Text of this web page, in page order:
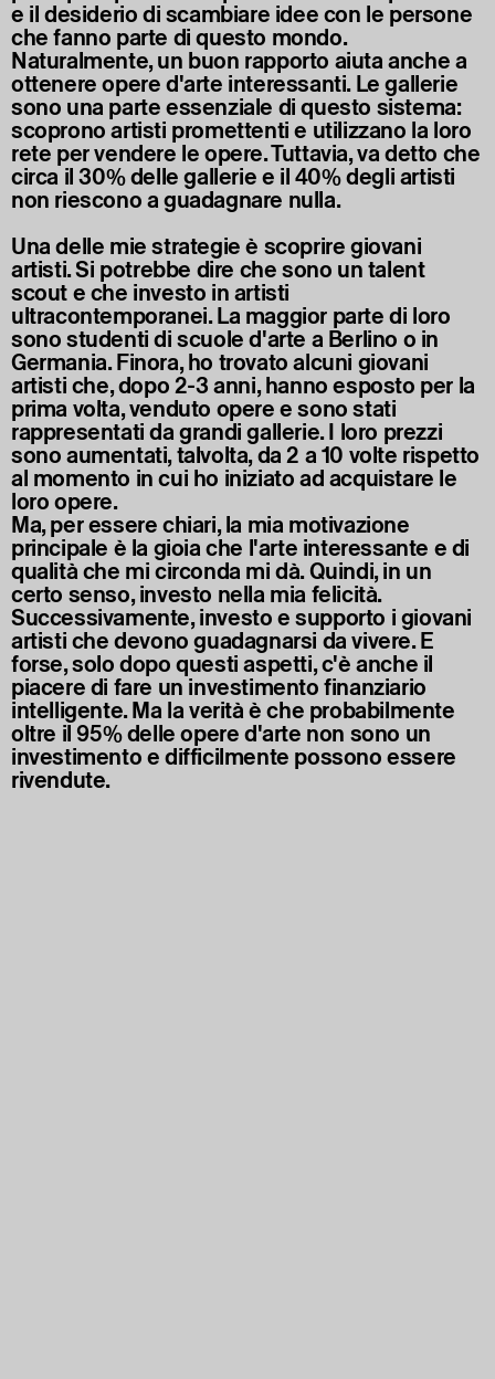
e il desiderio di scambiare idee con le persone
che fanno parte di questo mondo.
Naturalmente, un buon rapporto aiuta anche a
ottenere opere d'arte interessanti. Le gallerie
sono una parte essenziale di questo sistema:
scoprono artisti promettenti e utilizzano la loro
rete per vendere le opere. Tuttavia, va detto che
circa il 30% delle gallerie e il 40% degli artisti
non riescono a guadagnare nulla.
Una delle mie strategie è scoprire giovani
artisti. Si potrebbe dire che sono un talent
scout e che investo in artisti
ultracontemporanei. La maggior parte di loro
sono studenti di scuole d'arte a Berlino o in
Germania. Finora, ho trovato alcuni giovani
artisti che, dopo 2-3 anni, hanno esposto per la
prima volta, venduto opere e sono stati
rappresentati da grandi gallerie. I loro prezzi
sono aumentati, talvolta, da 2 a 10 volte rispetto
al momento in cui ho iniziato ad acquistare le
loro opere.
Ma, per essere chiari, la mia motivazione
principale è la gioia che l'arte interessante e di
qualità che mi circonda mi dà. Quindi, in un
certo senso, investo nella mia felicità.
Successivamente, investo e supporto i giovani
artisti che devono guadagnarsi da vivere. E
forse, solo dopo questi aspetti, c'è anche il
piacere di fare un investimento finanziario
intelligente. Ma la verità è che probabilmente
oltre il 95% delle opere d'arte non sono un
investimento e difficilmente possono essere
rivendute.